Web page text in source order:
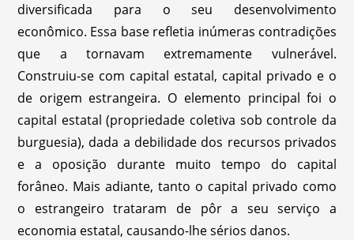
diversificada para o seu desenvolvimento
econômico. Essa base refletia inúmeras contradições
que a tornavam extremamente vulnerável.
Construiu-se com capital estatal, capital privado e o
de origem estrangeira. O elemento principal foi o
capital estatal (propriedade coletiva sob controle da
burguesia), dada a debilidade dos recursos privados
e a oposição durante muito tempo do capital
forâneo. Mais adiante, tanto o capital privado como
o estrangeiro trataram de pôr a seu serviço a
economia estatal, causando-lhe sérios danos.